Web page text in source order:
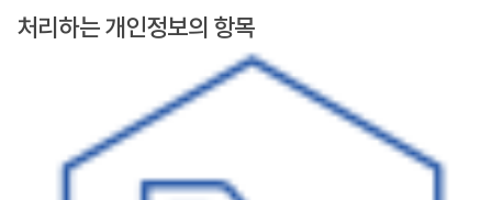
처리하는 개인정보의 항목